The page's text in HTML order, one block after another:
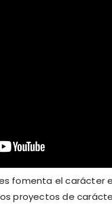
fomenta el
proyectos de